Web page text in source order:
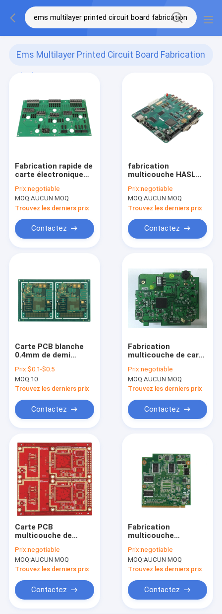
Ems Multilayer Printed Circuit Board Fabrication
Fabrication rapide de
carte électronique
d'Assemblée de carte
PCB d'IBE SME
Prix:negotiable
MOQ:AUCUN MOQ
Trouvez les derniers prix
Contactez
fabrication
multicouche HASL
électronique de
800mm*508mm
Prix:negotiable
MOQ:AUCUN MOQ
Trouvez les derniers prix
Contactez
Carte PCB blanche
0.4mm de demi
de Vias HDI
électronique carte
mère de carte
Prix:$0.1-$0.5
MOQ:10
Trouvez les derniers prix
Contactez
Fabrication
multicouche de carte
CEM3 de prototypes
rapides de carte PCB
Prix:negotiable
MOQ:AUCUN MOQ
Trouvez les derniers prix
Contactez
Carte PCB
multicouche de
l'ENIG HDI de carte
PCB de prototype
d'automobile de 1OZ
Prix:negotiable
MOQ:AUCUN MOQ
Trouvez les derniers prix
Contactez
Fabrication
multicouche
PCB de la conception
CEM1 CEM3
d'Assemblée de carte
Prix:negotiable
MOQ:AUCUN MOQ
Trouvez les derniers prix
Contactez